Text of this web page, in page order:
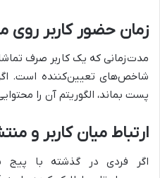
زمان حضور کاربر روی
مدت‌زمانی که یک کاربر صرف
شاخص‌های تعیین‌کننده است.
پست بماند، الگوریتم آن را
ارتباط میان کاربر و
اگر فردی در گذشته با پیج